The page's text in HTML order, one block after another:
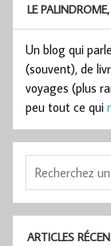
LE
Un blog qui
(souvent), de
voyages (plus
peu tout ce qui
ARTICLES